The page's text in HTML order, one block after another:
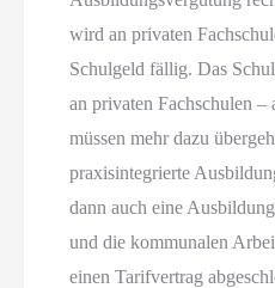
wird an privaten
Schulgeld fällig. Das
an privaten Fachschulen
müssen mehr dazu
praxisintegrierte
dann auch eine
und die kommunalen
einen Tarifvertrag